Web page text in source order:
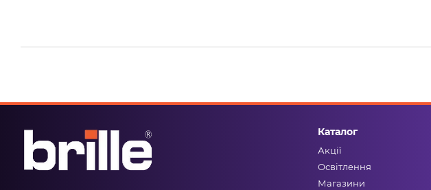
Каталог
Акції
Освітлення
Магазини